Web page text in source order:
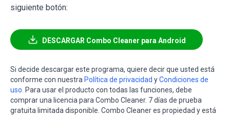
siguiente botón:
DESCARGAR Combo Cleaner para Android
Si decide descargar este programa, quiere decir que usted está
conforme con nuestra Política de privacidad yCondiciones de
uso . Para usar el producto con todas las funciones, debe
comprar una licencia para Combo Cleaner. 7 días de prueba
gratuita limitada disponible. Combo Cleaner es propiedad y está